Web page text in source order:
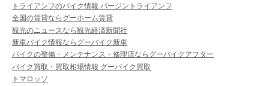
トライアンフのバイク情報 バージントライアンフ
全国の賃貸ならグーホーム賃貸
観光のニュースなら観光経済新聞社
新車バイク情報ならグーバイク新車
バイクの整備・メンテナンス・修理店ならグーバイクアフター
バイク買取・買取相場情報 グーバイク買取
トマロッソ